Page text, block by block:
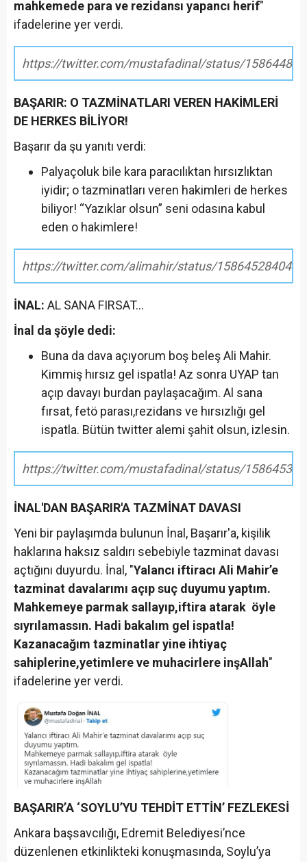
mahkemede para ve rezidansı yapancı herif"
ifadelerine yer verdi.
https://twitter.com/mustafadinal/status/
BAŞARIR: O TAZMİNATLARI VEREN HAKİMLERİ
DE HERKES BİLİYOR!
Başarır da şu yanıtı verdi:
Palyaçoluk bile kara paracılıktan hırsızlıktan
iyidir; o tazminatları veren hakimleri de herkes
biliyor! “Yazıklar olsun” seni odasına kabul
eden o hakimlere!
https://twitter.com/alimahir/status/
İNAL: AL SANA FIRSAT...
İnal da şöyle dedi:
Buna da dava açıyorum boş beleş Ali Mahir.
Kimmiş hırsız gel ispatla! Az sonra UYAP tan
açıp davayı burdan paylaşacağım. Al sana
fırsat, fetö parası,rezidans ve hırsızlığı gel
ispatla. Bütün twitter alemi şahit olsun, izlesin.
https://twitter.com/mustafadinal/status/
İNAL'DAN BAŞARIR'A TAZMİNAT DAVASI
Yeni bir paylaşımda bulunun İnal, Başarır'a, kişilik
haklarına haksız saldırı sebebiyle tazminat davası
açtığını duyurdu. İnal, "Yalancı iftiracı Ali Mahir’e
tazminat davalarımı açıp suç duyumu yaptım.
Mahkemeye parmak sallayıp,iftira atarak öyle
sıyrılamassın. Hadi bakalım gel ispatla!
Kazanacağım tazminatlar yine ihtiyaç
sahiplerine,yetimlere ve muhacirlere inşAllah"
ifadelerine yer verdi.
BAŞARIR’A ‘SOYLU’YU TEHDİT ETTİN’ FEZLEKESİ
Ankara başsavcılığı, Edremit Belediyesi’nce
düzenlenen etkinlikteki konuşmasında, Soylu’ya